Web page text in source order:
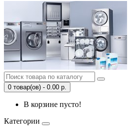
0 товар(ов) - 0.00 р.
В корзине пусто!
Категории